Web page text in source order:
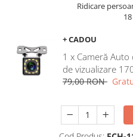
Ridicare
+ CADOU
1 x Cameră
de vizualizare
79,00 RON